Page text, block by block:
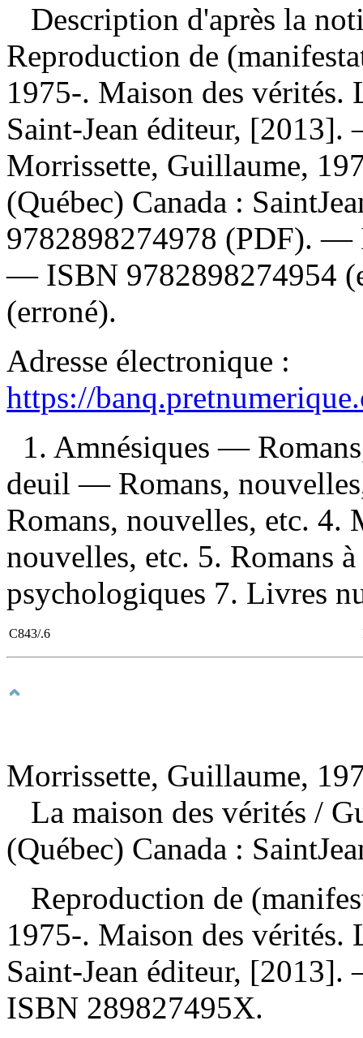
Description d'après la
Reproduction de
1975-. Maison des vérités.
Saint-Jean éditeur,
Morrissette, Guillaume,
(Québec) Canada :
9782898274978 (PDF). —
— ISBN 9782898274954
(erroné).
Adresse électronique :
https://
1. Amnésiques —
deuil — Romans,
Romans, nouvelles, etc.
nouvelles, etc. 5. Romans
psychologiques 7. Livres
C843/.6
Morrissette, Guillaume,
La maison des vérités /
(Québec) Canada :
Reproduction de
1975-. Maison des vérités.
Saint-Jean éditeur,
ISBN 289827495X.